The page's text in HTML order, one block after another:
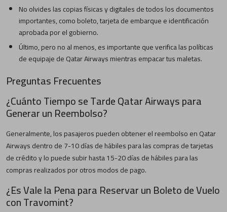
No olvides las copias físicas y digitales de todos los documentos
importantes, como boleto, tarjeta de embarque e identificación
aprobada por el gobierno.
Último, pero no al menos, es importante que verifica las políticas
de equipaje de Qatar Airways mientras empacar tus maletas.
Preguntas Frecuentes
¿Cuánto Tiempo se Tarde Qatar Airways para
Generar un Reembolso?
Generalmente, los pasajeros pueden obtener el reembolso en Qatar
Airways dentro de 7-10 días de hábiles para las compras de tarjetas
de crédito y lo puede subir hasta 15-20 días de hábiles para las
compras realizados por otros modos de pago.
¿Es Vale la Pena para Reservar un Boleto de Vuelo
con Travomint?